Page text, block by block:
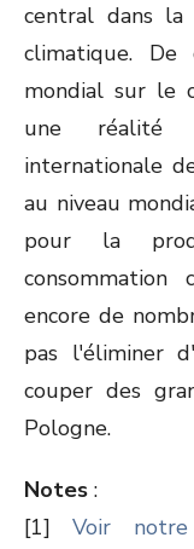
central dans
climatique.
mondial sur le
une réalité
internationale
au niveau
pour la
encore de
pas l'éliminer
couper des
Pologne.
Notes :
[1]Voir